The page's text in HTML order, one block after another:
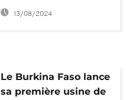
anticorps testé
13/08/2024
Le Burkina Faso lance
sa première usine de